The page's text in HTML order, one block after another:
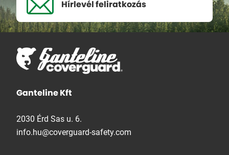
Hírlevél feliratkozás
Ganteline Kft
2030 Érd Sas u. 6.
info.hu@coverguard-safety.com